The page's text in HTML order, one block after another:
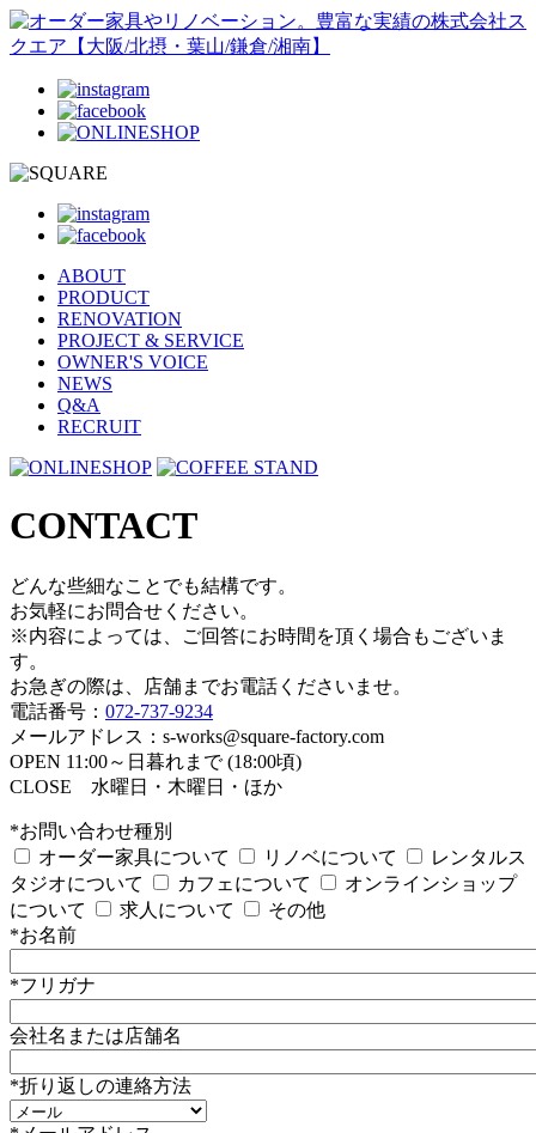
ABOUT
PRODUCT
RENOVATION
PROJECT & SERVICE
OWNER'S VOICE
NEWS
Q&A
RECRUIT
CONTACT
どんな些細なことでも結構です。
お気軽にお問合せください。
※内容によっては、ご回答にお時間を頂く場合もございま
す。
お急ぎの際は、店舗までお電話くださいませ。
電話番号： 072-737-9234
メールアドレス：s-works@square-factory.com
OPEN 11:00～日暮れまで (18:00頃)
CLOSE 水曜日・木曜日・ほか
*お問い合わせ種別
オーダー家具について
リノベについて
レンタルス
タジオについて
カフェについて
オンラインショップ
について
求人について
その他
*お名前
*フリガナ
会社名または店舗名
*折り返しの連絡方法